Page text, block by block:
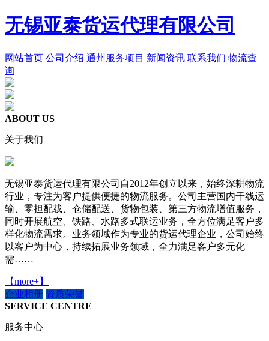
无锡亚泰货运代理有限公司
网站首页 公司介绍 通州服务项目 新闻资讯 联系我们 物流查
询
ABOUT US
关于我们
无锡亚泰货运代理有限公司自2012年创立以来，始终深耕物流
行业，专注为客户提供便捷的物流服务。公司主营国内干线运
输、零担配载、仓储配送、货物包装、第三方物流增值服务，
同时开展航空、铁路、水路多式联运业务，全方位满足客户多
样化物流需求。业务领域作为专业的货运代理企业，公司始终
以客户为中心，持续拓展业务领域，全力满足客户多元化
需……
【more+】
企业相册 资质荣誉
SERVICE CENTRE
服务中心